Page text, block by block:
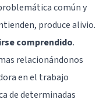
común y
produce alivio.
comprendido.
relacionándonos
en el trabajo
de determinadas